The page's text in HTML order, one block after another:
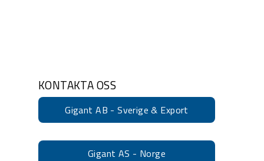
KONTAKTA OSS
Gigant AB - Sverige & Export
Gigant AS - Norge